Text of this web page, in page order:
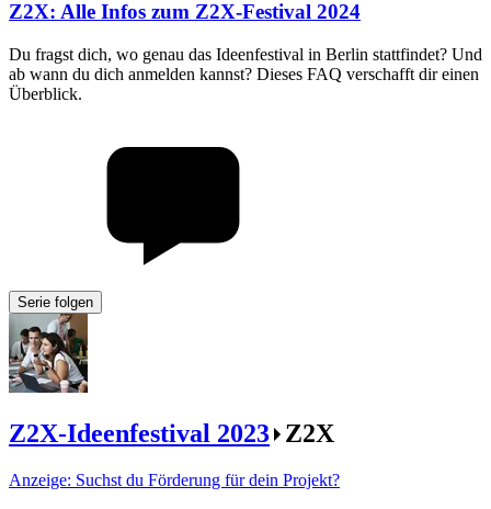
Z2X: Alle Infos zum Z2X-Festival 2024
Du fragst dich, wo genau das Ideenfestival in Berlin stattfindet? Und
ab wann du dich anmelden kannst? Dieses FAQ verschafft dir einen
Überblick.
Serie folgen
Z2X-Ideenfestival 2023 Z2X
Anzeige: Suchst du Förderung für dein Projekt?